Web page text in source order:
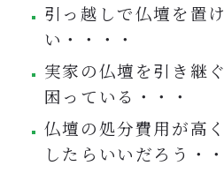
引っ越しで仏壇を置
い・・・・
実家の仏壇を引き継
困っている・・・
仏壇の処分費用が高
したらいいだろう・・